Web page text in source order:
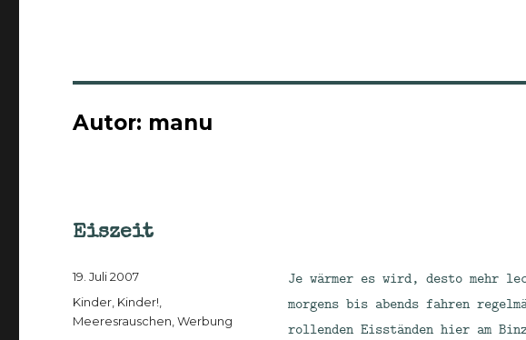
Autor: manu
Eiszeit
Je wärmer es wird, desto mehr
morgens bis abends fahren
rollenden Eisständen hier am
Veröffentlicht
am
19. Juli 2007
Kategorien
Kinder, Kinder!
Meeresrauschen ,Werbung